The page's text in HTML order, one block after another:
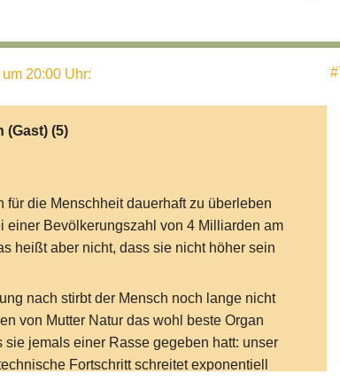
20:00 Uhr:
(Gast)(5)
für die Menschheit dauerhaft zu überleben
einer Bevölkerungszahl von 4 Milliarden am
heißt aber nicht, dass sie nicht höher sein
nach stirbt der Mensch noch lange nicht
von Mutter Natur das wohl beste Organ
sie jemals einer Rasse gegeben hatt: unser
Fortschritt schreitet exponentiell